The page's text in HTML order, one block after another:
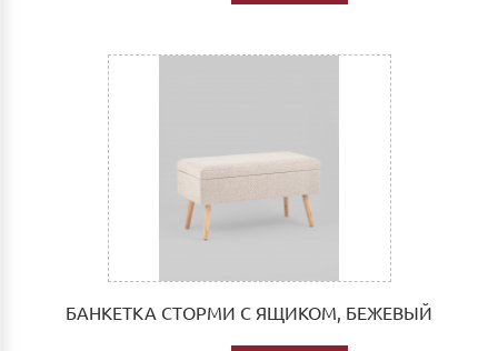
БАНКЕТКА СТОРМИ С ЯЩИКОМ, БЕЖЕВЫЙ